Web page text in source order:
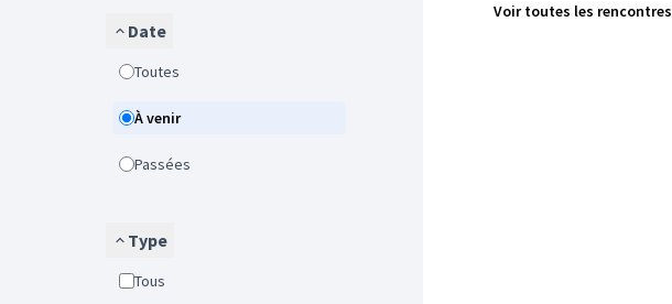
Date
Toutes
À venir
Passées
Type
Tous
Voir toutes les rencontres